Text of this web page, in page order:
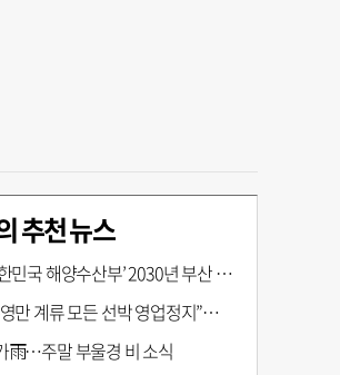
추천 뉴스
민국 해양수산부’ 2030년 부산 북항시대 연다
계류 모든 선박 영업정지”… 재개발 속도전
雨…주말 부울경 비 소식